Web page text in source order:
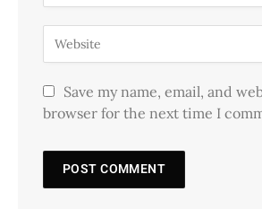
Save my name, email, and
browser for the next time I